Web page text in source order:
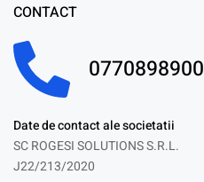
CONTACT
0770898900
Date de contact ale societatii
SC ROGESI SOLUTIONS S.R.L.
J22/213/2020